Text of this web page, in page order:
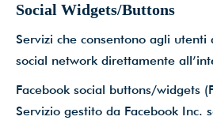
Social Widgets/Buttons
Servizi che consentono agli
social network direttamente
Facebook social buttons/widgets
Servizio gestito da Facebook Inc.